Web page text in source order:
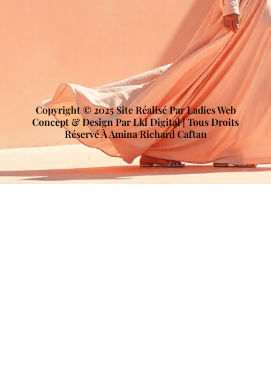
Copyright © 2025 Site Réalisé Par Ladies Web
Concept & Design Par Lkl Digital | Tous Droits
Réservé À Amina Richard Caftan